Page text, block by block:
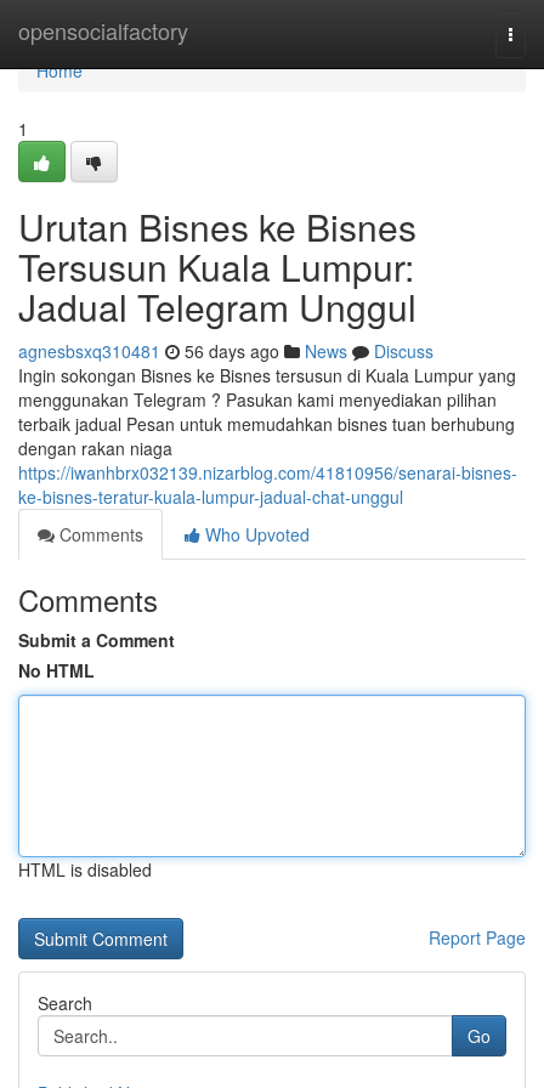
opensocialfactory
Home
Home
1
Urutan Bisnes ke Bisnes
Tersusun Kuala Lumpur:
Jadual Telegram Unggul
agnesbsxq310481 56 days ago News
Discuss
Ingin sokongan Bisnes ke Bisnes tersusun di Kuala Lumpur yang
menggunakan Telegram ? Pasukan kami menyediakan pilihan
terbaik jadual Pesan untuk memudahkan bisnes tuan berhubung
dengan rakan niaga
https://iwanhbrx032139.nizarblog.com/41810956/senarai-bisnes-
ke-bisnes-teratur-kuala-lumpur-jadual-chat-unggul
Comments
Who Upvoted
Comments
Submit a Comment
No HTML
HTML is disabled
Report Page
Search
Go